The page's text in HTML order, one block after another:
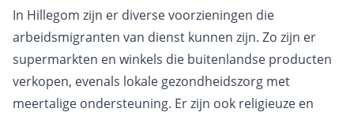
In Hillegom zijn er diverse voorzieningen die
arbeidsmigranten van dienst kunnen zijn. Zo zijn er
supermarkten en winkels die buitenlandse producten
verkopen, evenals lokale gezondheidszorg met
meertalige ondersteuning. Er zijn ook religieuze en